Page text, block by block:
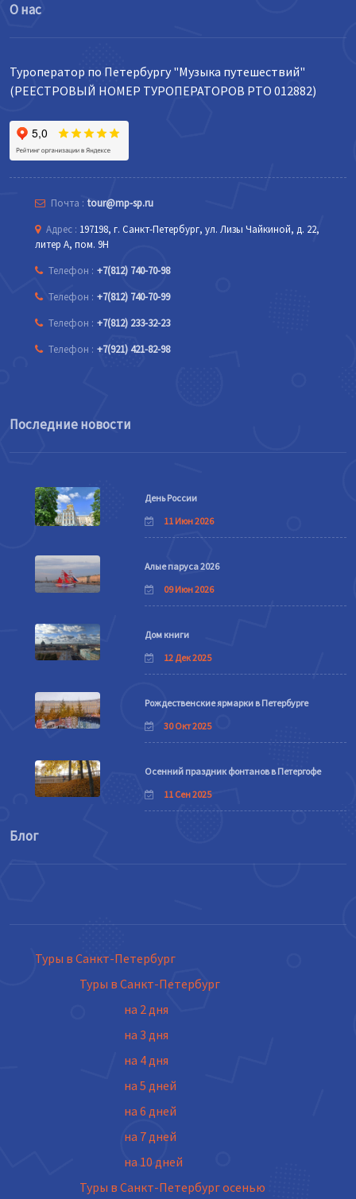
О нас
Туроператор по Петербургу "Музыка путешествий"
(РЕЕСТРОВЫЙ НОМЕР ТУРОПЕРАТОРОВ РТО 012882)
Почта : tour@mp-sp.ru
Адрес : 197198, г. Санкт-Петербург, ул. Лизы Чайкиной, д. 22,
литер А, пом. 9Н
Телефон : +7(812) 740-70-98
Телефон : +7(812) 740-70-99
Телефон : +7(812) 233-32-23
Телефон : +7(921) 421-82-98
Последние новости
День России
11 Июн 2026
Алые паруса 2026
09 Июн 2026
Дом книги
12 Дек 2025
Рождественские ярмарки в Петербурге
30 Окт 2025
Осенний праздник фонтанов в Петергофе
11 Сен 2025
Блог
Туры в Санкт-Петербург
Туры в Санкт-Петербург
на 2 дня
на 3 дня
на 4 дня
на 5 дней
на 6 дней
на 7 дней
на 10 дней
Туры в Санкт-Петербург осенью